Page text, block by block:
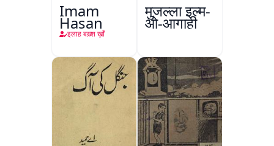
Imam
Hasan
इलाह बख़्श ख़ाँ
मुजल्ला इल्म-
ओ-आगाही